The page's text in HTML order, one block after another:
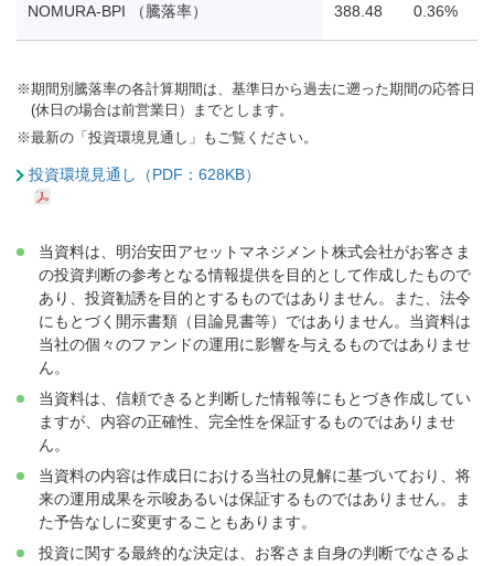
NOMURA-BPI （騰落率） 388.48 0.36%
※期間別騰落率の各計算期間は、基準日から過去に遡った期間の応答日
(休日の場合は前営業日）までとします。
※最新の「投資環境見通し」もご覧ください。
投資環境見通し（PDF：628KB）
当資料は、明治安田アセットマネジメント株式会社がお客さま
の投資判断の参考となる情報提供を目的として作成したもので
あり、投資勧誘を目的とするものではありません。また、法令
にもとづく開示書類（目論見書等）ではありません。当資料は
当社の個々のファンドの運用に影響を与えるものではありませ
ん。
当資料は、信頼できると判断した情報等にもとづき作成してい
ますが、内容の正確性、完全性を保証するものではありませ
ん。
当資料の内容は作成日における当社の見解に基づいており、将
来の運用成果を示唆あるいは保証するものではありません。ま
た予告なしに変更することもあります。
投資に関する最終的な決定は、お客さま自身の判断でなさるよ